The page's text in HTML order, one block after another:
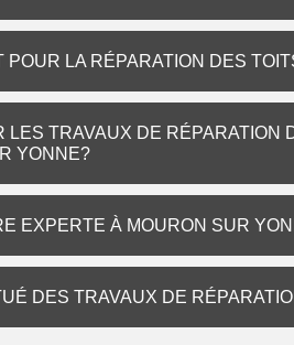
POUR LA RÉPARATION DES
LES TRAVAUX DE RÉPARATION
YONNE?
EXPERTE À MOURON SUR
DES TRAVAUX DE